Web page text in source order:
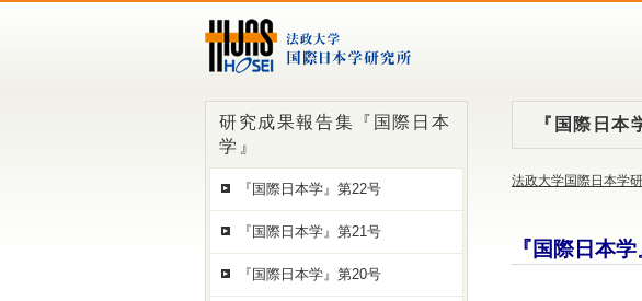
『国際日本
法政大学国際日本学
『国際日本
研究成果報告集『国際日本
学』
『国際日本学』第22号
『国際日本学』第21号
『国際日本学』第20号